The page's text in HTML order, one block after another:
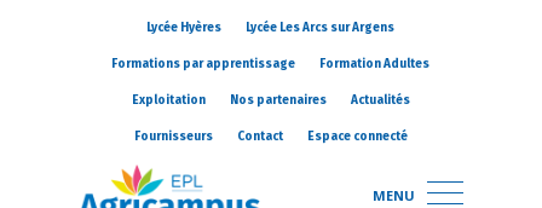
Lycée Hyères Lycée Les Arcs sur Argens
Formations par apprentissage Formation Adultes
Exploitation Nos partenaires Actualités
Fournisseurs Contact Espace connecté
MENU